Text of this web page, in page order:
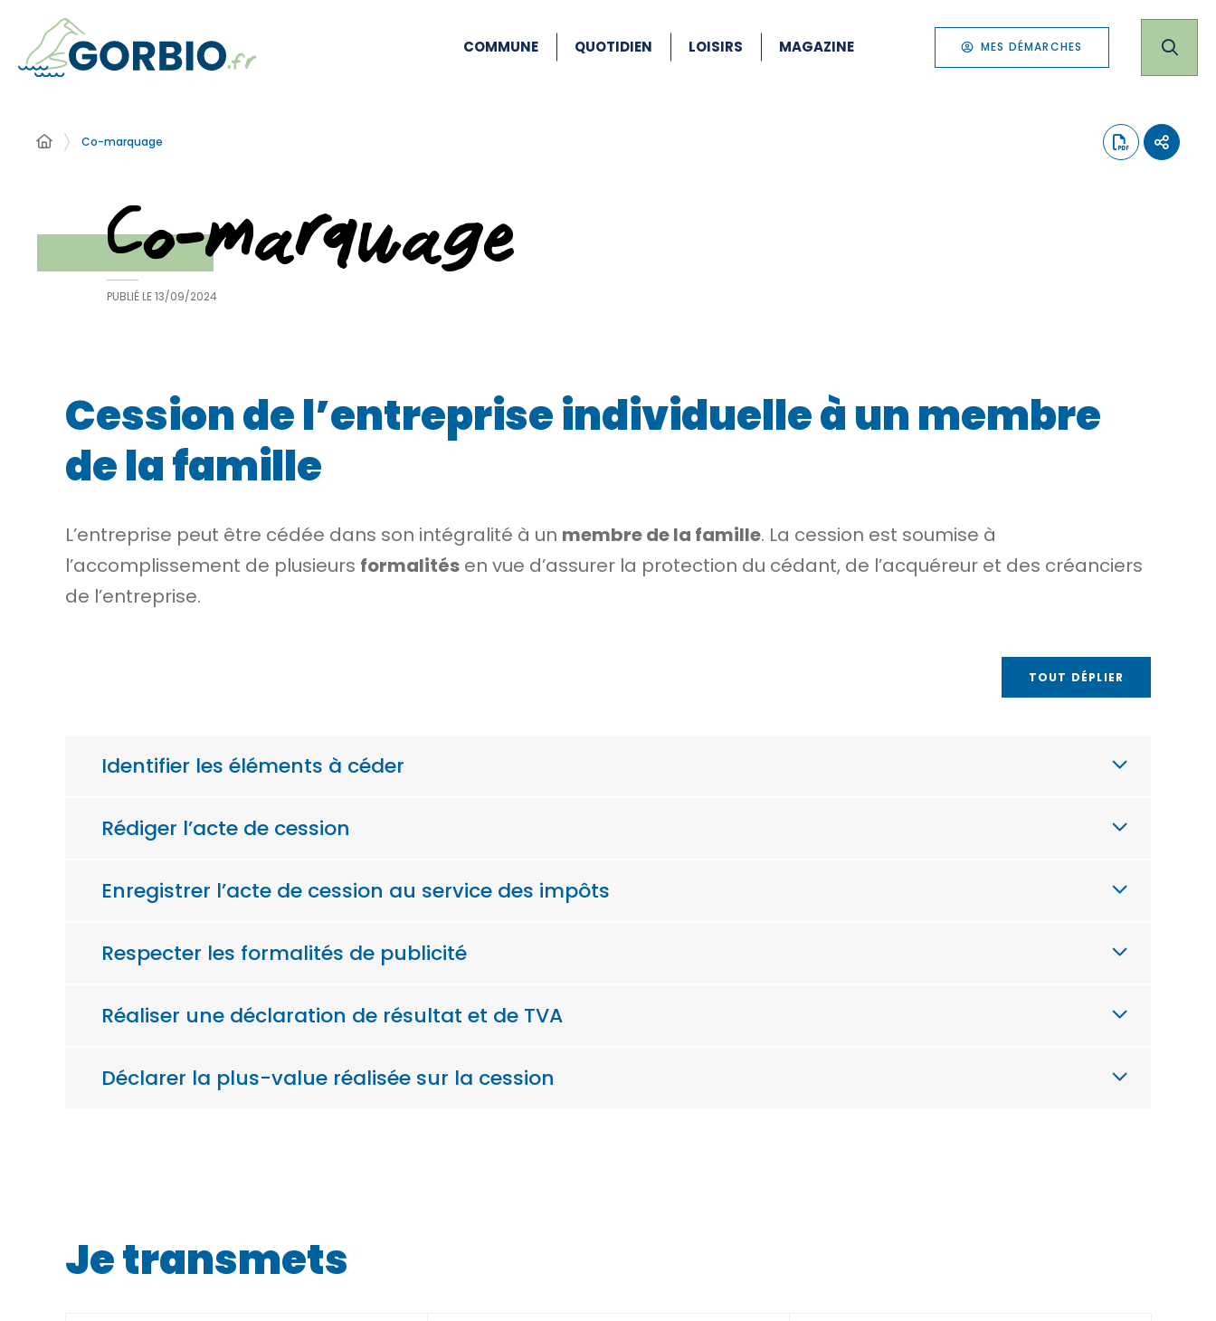
COMMUNE QUOTIDIEN LOISIRS MAGAZINE MES DÉMARCHES
Co-marquage
Co-marquage
PUBLIÉ LE13/09/2024
Cession de l’entreprise individuelle à un membre
de la famille
L’entreprise peut être cédée dans son intégralité à un membre de la famille. La cession est soumise à
l’accomplissement de plusieurs formalités en vue d’assurer la protection du cédant, de l’acquéreur et des créanciers
de l’entreprise.
TOUT DÉPLIER
Identifier les éléments à céder
Rédiger l’acte de cession
Enregistrer l’acte de cession au service des impôts
Respecter les formalités de publicité
Réaliser une déclaration de résultat et de TVA
Déclarer la plus-value réalisée sur la cession
Je transmets